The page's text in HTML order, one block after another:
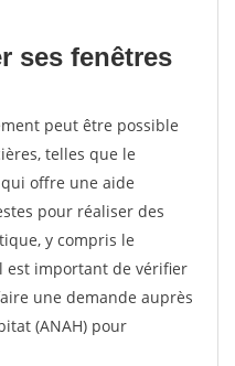
ses fenêtres
peut être possible
telles que le
offre une aide
pour réaliser des
y compris le
est important de vérifier
une demande auprès
(ANAH) pour